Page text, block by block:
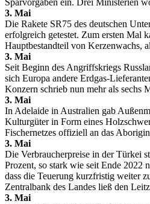
3. Mai
Die Rakete SR75 des deutschen
erfolgreich getestet. Zum ersten Mal
Hauptbestandteil von Kerzenwachs,
3. Mai
Seit Beginn des Angriffskriegs
sich Europa andere Erdgas-
Konzern schrieb nun mehr als sechs
3. Mai
In Adelaide in Australien gab
Kulturgüter in Form eines
Fischernetzes offiziell an das
3. Mai
Die Verbraucherpreise in der Türkei
Prozent, so stark wie seit Ende 2022
dass die Teuerung kurzfristig weiter
Zentralbank des Landes ließ den
3. Mai